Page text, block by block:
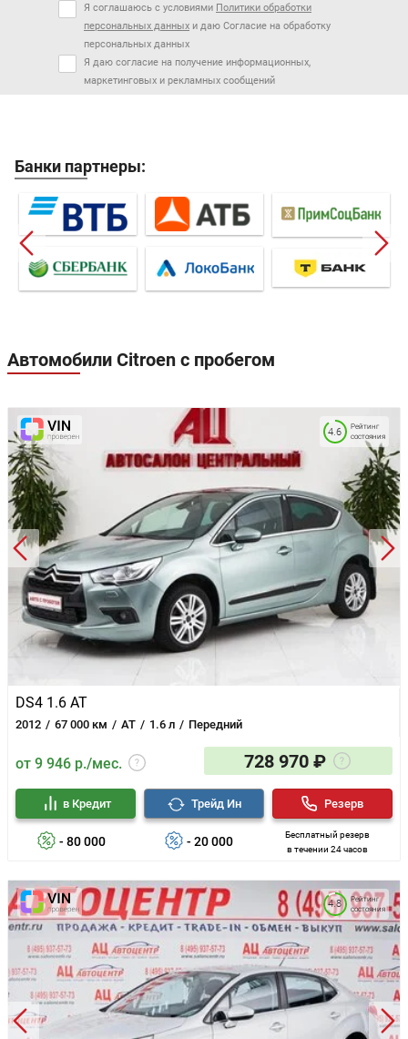
Я соглашаюсь с условиями Политики обработки
персональных данных и даю Согласие на обработку
персональных данных
Я даю согласие на получение информационных,
маркетинговых и рекламных сообщений
Банки партнеры:
Автомобили Citroen с пробегом
DS4 1.6 AT
2012 67 000 км AT 1.6 л Передний
Рейтинг
состояния
4.6
от 9 946 р./мес. 728 970 ₽
- 80 000
в Кредит
- 20 000
Трейд Ин
Бесплатный резерв
в течении 24 часов
Резерв
Рейтинг
состояния
4.8